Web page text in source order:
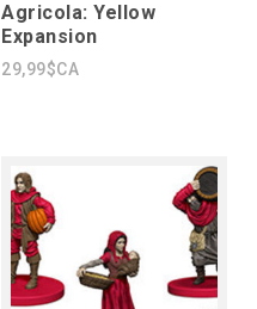
Agricola: Yellow
Expansion
29,99$CA